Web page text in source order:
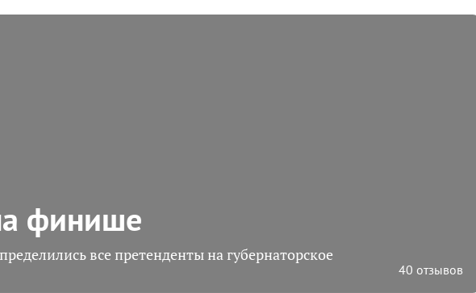
финише
все претенденты на губернаторское
40 отзывов